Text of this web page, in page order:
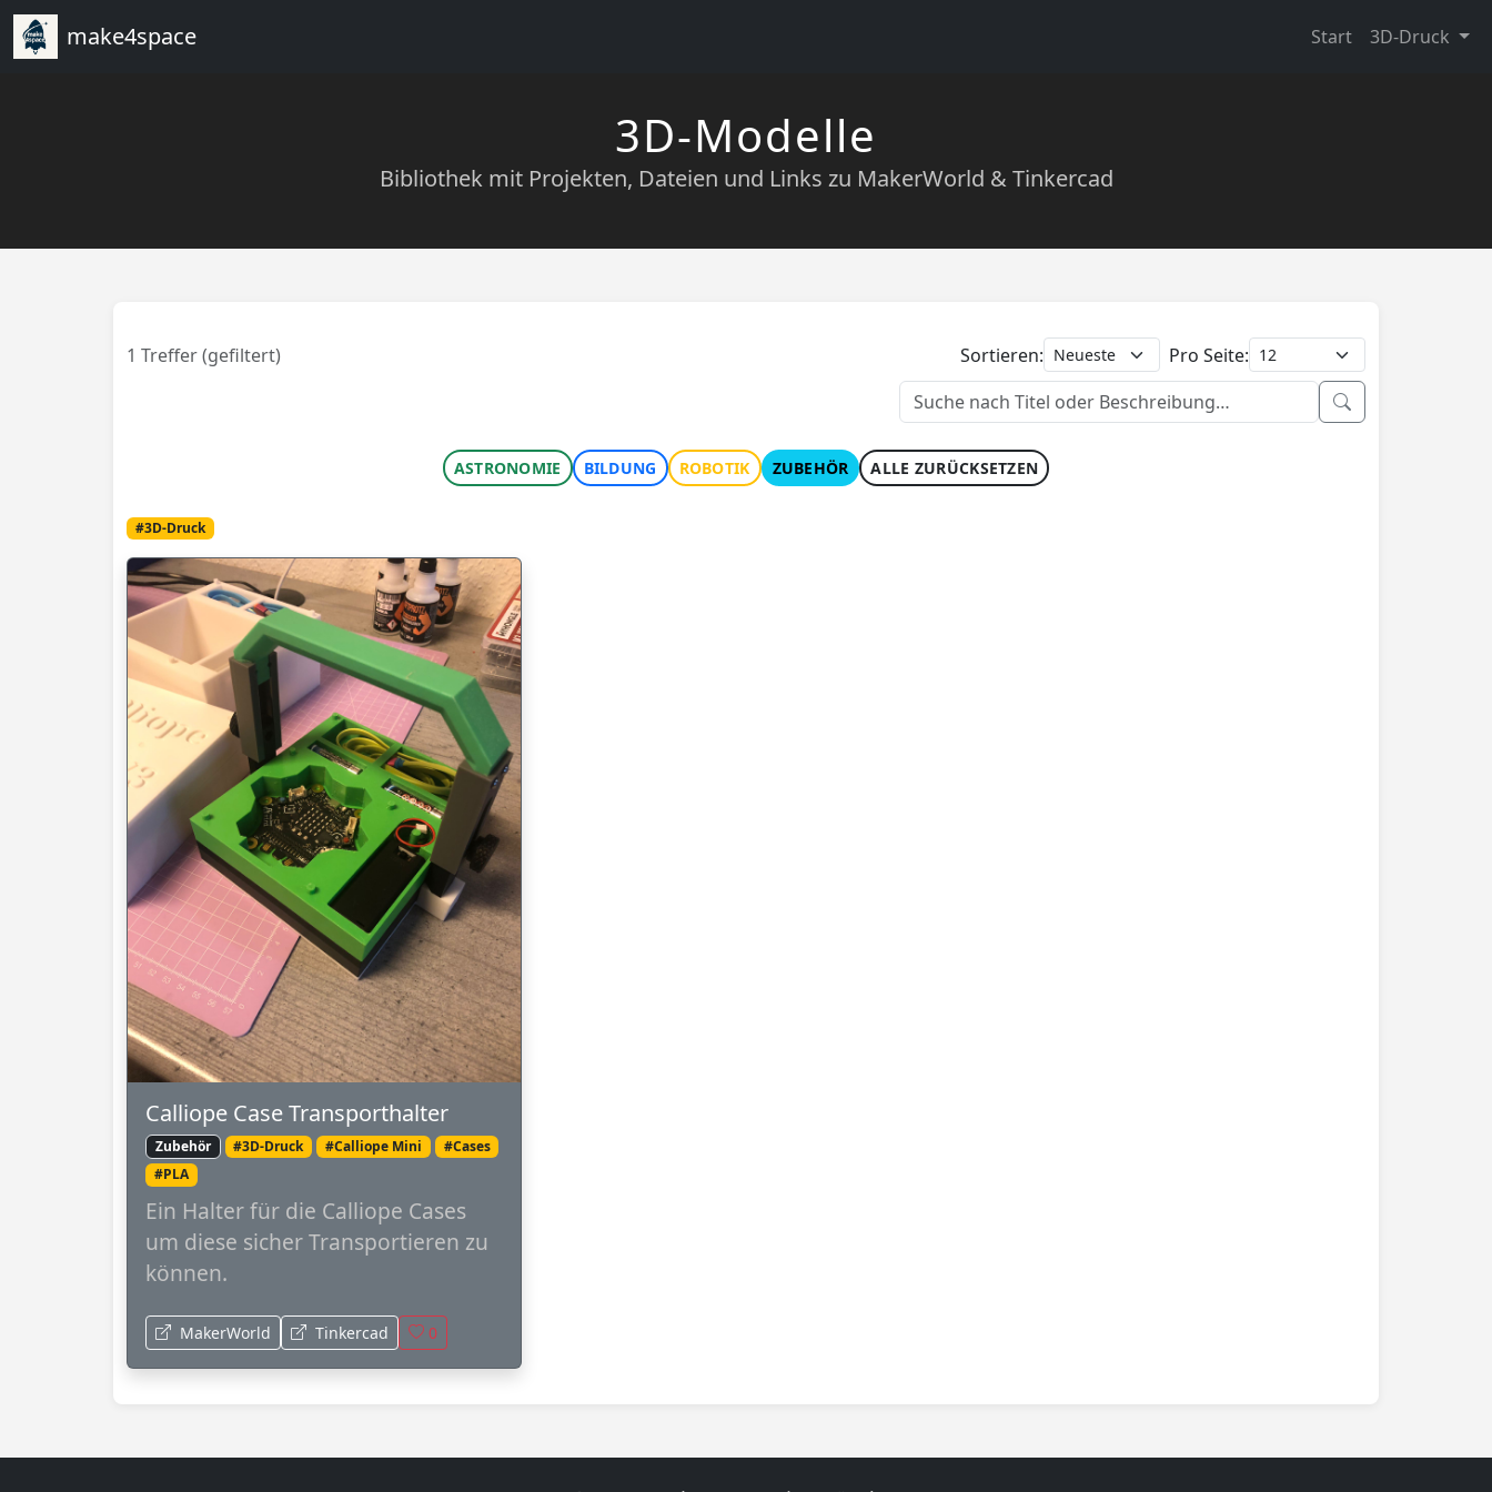
make4space Start 3D-Druck
3D-Modelle
Bibliothek mit Projekten, Dateien und Links zu MakerWorld & Tinkercad
1 Treffer (gefiltert) Sortieren: Pro Seite:
ASTRONOMIE BILDUNG ROBOTIK ZUBEHÖR ALLE ZURÜCKSETZEN
#3D-Druck
Calliope Case Transporthalter
Zubehör #3D-Druck #Calliope Mini
#Cases
#PLA
Ein Halter für die Calliope Cases
um diese sicher Transportieren zu
können.
MakerWorld Tinkercad 0